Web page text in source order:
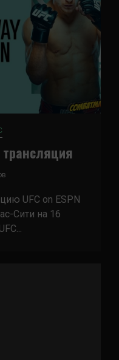
трансляция
UFC on ESPN
Сити на 16